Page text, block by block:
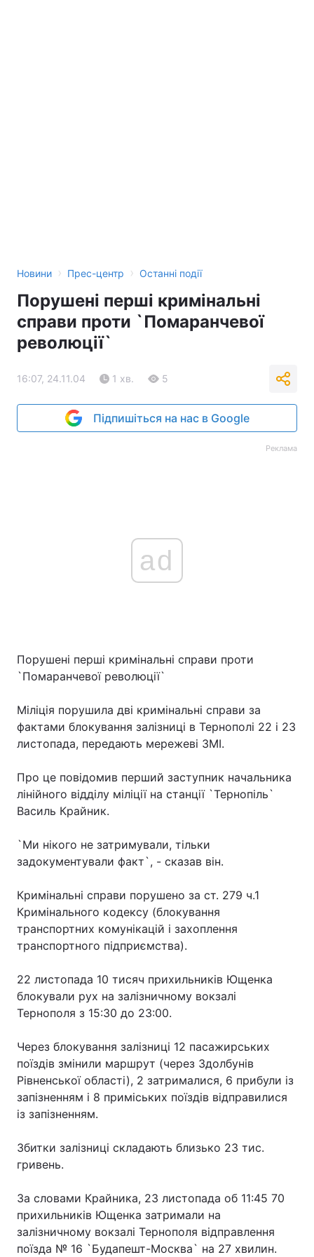
Тема оформлення
Новини › Прес-центр › Останні події
Порушені перші кримінальні
справи проти `Помаранчевої
революції`
16:07, 24.11.04 1 хв. 5
Підпишіться на нас в Google
Реклама
ad
Порушені перші кримінальні справи проти
`Помаранчевої революції`
Міліція порушила дві кримінальні справи за
фактами блокування залізниці в Тернополі 22 і 23
листопада, передають мережеві ЗМІ.
Про це повідомив перший заступник начальника
лінійного відділу міліції на станції `Тернопіль`
Василь Крайник.
`Ми нікого не затримували, тільки
задокументували факт`, - сказав він.
Кримінальні справи порушено за ст. 279 ч.1
Кримінального кодексу (блокування
транспортних комунікацій і захоплення
транспортного підприємства).
22 листопада 10 тисяч прихильників Ющенка
блокували рух на залізничному вокзалі
Тернополя з 15:30 до 23:00.
Через блокування залізниці 12 пасажирських
поїздів змінили маршрут (через Здолбунів
Рівненської області), 2 затрималися, 6 прибули із
запізненням і 8 приміських поїздів відправилися
із запізненням.
Збитки залізниці складають близько 23 тис.
гривень.
За словами Крайника, 23 листопада об 11:45 70
прихильників Ющенка затримали на
залізничному вокзалі Тернополя відправлення
поїзда № 16 `Будапешт-Москва` на 27 хвилин.